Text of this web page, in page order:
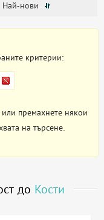
Най-нови
критерии:
премахнете някои
на търсене.
до Кости